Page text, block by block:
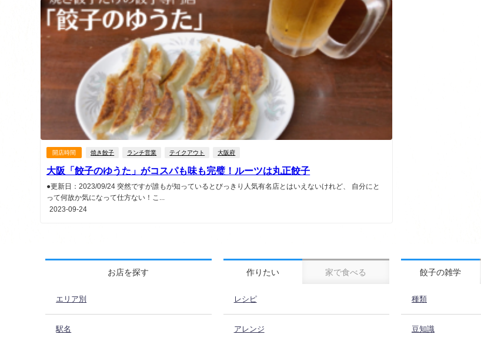
開店時間 焼き餃子 ランチ営業 テイクアウト 大阪府
大阪「餃子のゆうた」がコスパも味も完璧！ルーツは丸正餃子
●更新日：2023/09/24 突然ですが誰もが知っているとびっきり人気有名店とはいえないけれど、 自分にと
って何故か気になって仕方ない！こ...
2023-09-24
お店を探す
エリア別
駅名
作りたい 家で食べる
レシピ
アレンジ
餃子の雑学
種類
豆知識